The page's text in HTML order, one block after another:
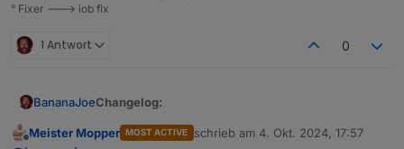
° Fixer ---> iob fix
1 Antwort 0
BananaJoeChangelog:
04.10.2024 erste Version
Offline
Meister Mopper MOST ACTIVE schrieb am 4. Okt. 2024, 17:57
zuletzt editiert von